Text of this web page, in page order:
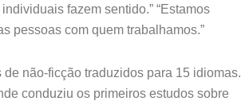
fazem sentido.” “Estamos
pessoas com quem trabalhamos.”
não-ficção traduzidos para 15 idiomas.
conduziu os primeiros estudos sobre